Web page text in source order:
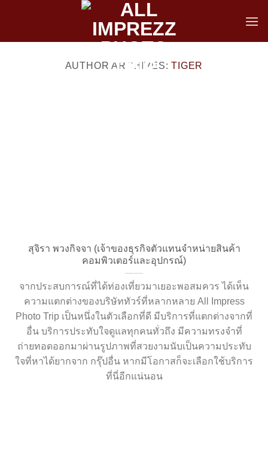
AUTHOR ARCHIVES:TIGER
สุจิรา พวงกิจจา (เจ้าของธุรกิจตัวแทนจำหน่ายสินค้า
คอมพิวเตอร์และอุปกรณ์)
จากประสบการณ์ที่ได้ท่องเที่ยวมาเยอะพอสมควร ได้เห็น
ความแตกต่างของบริษัททัวร์ที่หลากหลาย All Impress
Photo Trip เป็นหนึ่งในตัวเลือกที่ดี มีบริการที่แตกต่างจากที่
อื่น บริการประทับใจดูแลทุกคนทั่วถึง มีความทรงจำที่
ถ่ายทอดออกมาผ่านรูปภาพที่สวยงามนับเป็นความประทับ
ใจที่หาได้ยากจาก กรุ๊ปอื่น หากมีโอกาสก็จะเลือกใช้บริการ
ที่นี่อีกแน่นอน